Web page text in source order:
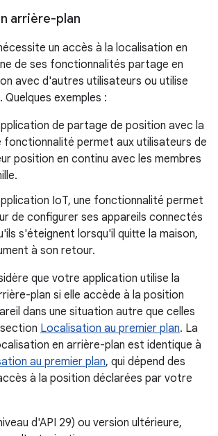
arrière-plan
un accès à la localisation en
de ses fonctionnalités partage en
avec d'autres utilisateurs ou utilise
. Quelques exemples :
de partage de position avec la
fonctionnalité permet aux utilisateurs de
position en continu avec les membres
IoT, une fonctionnalité permet
de configurer ses appareils connectés
s'éteignent lorsqu'il quitte la maison,
à son retour.
que votre application utilise la
plan si elle accède à la position
dans une situation autre que celles
Localisation au premier plan. La
en arrière-plan est identique à
au premier plan, qui dépend des
à la position déclarées par votre
d'API 29) ou version ultérieure,